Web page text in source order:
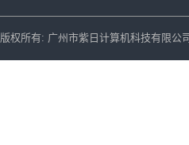
版权所有: 广州市紫日计算机科技有限公